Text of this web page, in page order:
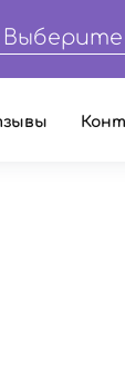
Выберите